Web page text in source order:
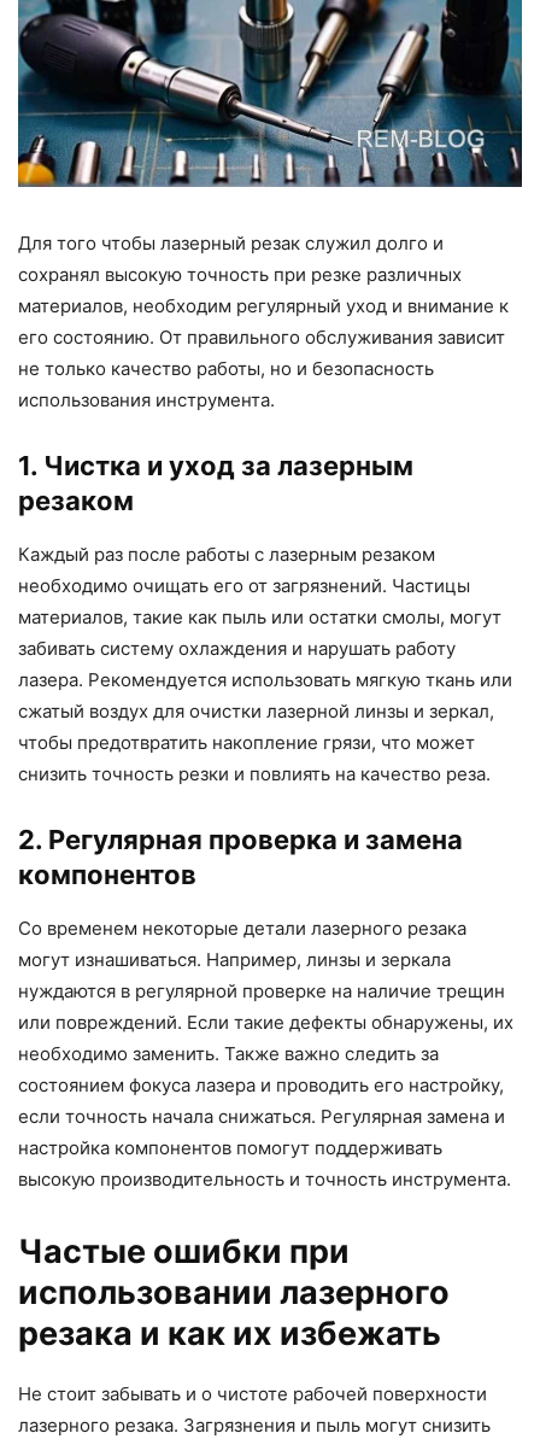
Для того чтобы лазерный резак служил долго и
сохранял высокую точность при резке различных
материалов, необходим регулярный уход и внимание к
его состоянию. От правильного обслуживания зависит
не только качество работы, но и безопасность
использования инструмента.
1. Чистка и уход за лазерным
резаком
Каждый раз после работы с лазерным резаком
необходимо очищать его от загрязнений. Частицы
материалов, такие как пыль или остатки смолы, могут
забивать систему охлаждения и нарушать работу
лазера. Рекомендуется использовать мягкую ткань или
сжатый воздух для очистки лазерной линзы и зеркал,
чтобы предотвратить накопление грязи, что может
снизить точность резки и повлиять на качество реза.
2. Регулярная проверка и замена
компонентов
Со временем некоторые детали лазерного резака
могут изнашиваться. Например, линзы и зеркала
нуждаются в регулярной проверке на наличие трещин
или повреждений. Если такие дефекты обнаружены, их
необходимо заменить. Также важно следить за
состоянием фокуса лазера и проводить его настройку,
если точность начала снижаться. Регулярная замена и
настройка компонентов помогут поддерживать
высокую производительность и точность инструмента.
Частые ошибки при
использовании лазерного
резака и как их избежать
Не стоит забывать и о чистоте рабочей поверхности
лазерного резака. Загрязнения и пыль могут снизить